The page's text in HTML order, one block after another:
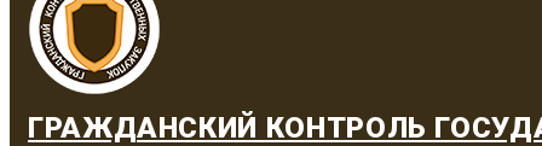
ГРАЖДАНСКИЙ КОНТРОЛЬ